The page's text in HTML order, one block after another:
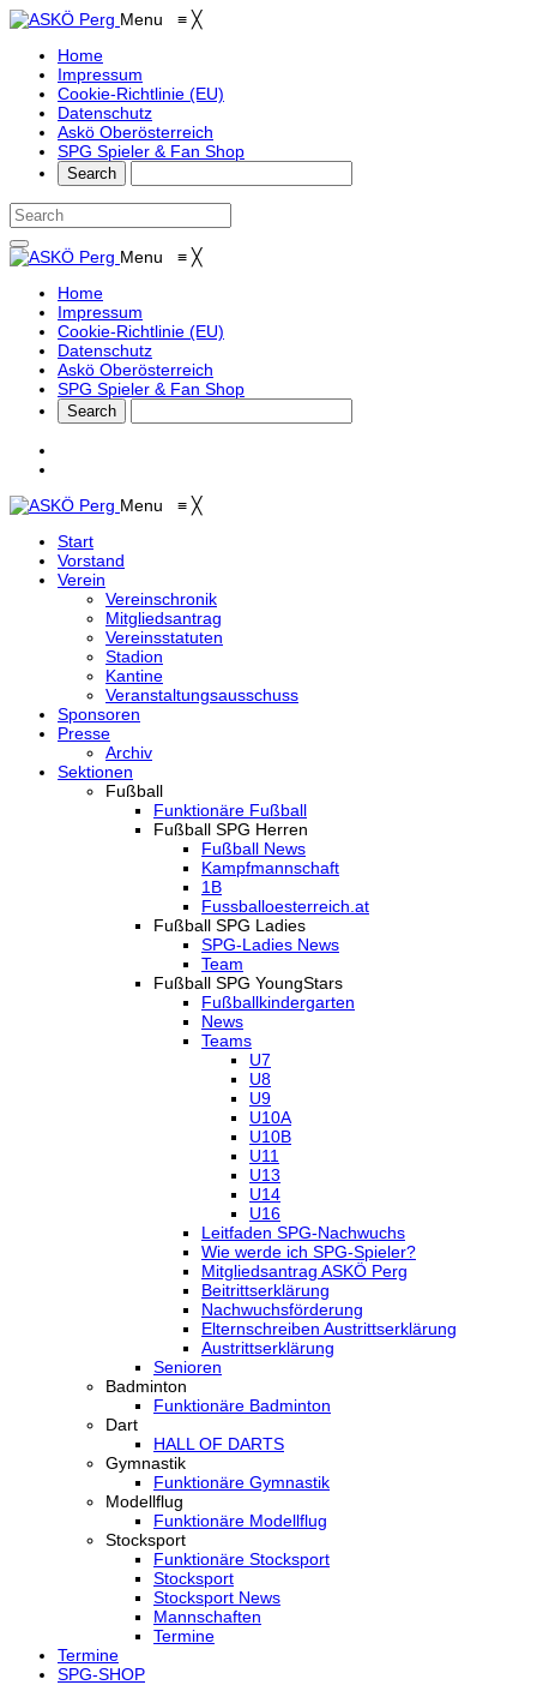
Menu ≡ ╳
Home
Impressum
Cookie-Richtlinie (EU)
Datenschutz
Askö Oberösterreich
SPG Spieler & Fan Shop
Menu ≡ ╳
Home
Impressum
Cookie-Richtlinie (EU)
Datenschutz
Askö Oberösterreich
SPG Spieler & Fan Shop
Menu ≡ ╳
Start
Vorstand
Verein
Vereinschronik
Mitgliedsantrag
Vereinsstatuten
Stadion
Kantine
Veranstaltungsausschuss
Sponsoren
Presse
Archiv
Sektionen
Fußball
Funktionäre Fußball
Fußball SPG Herren
Fußball News
Kampfmannschaft
1B
Fussballoesterreich.at
Fußball SPG Ladies
SPG-Ladies News
Team
Fußball SPG YoungStars
Fußballkindergarten
News
Teams
U7
U8
U9
U10A
U10B
U11
U13
U14
U16
Leitfaden SPG-Nachwuchs
Wie werde ich SPG-Spieler?
Mitgliedsantrag ASKÖ Perg
Beitrittserklärung
Nachwuchsförderung
Elternschreiben Austrittserklärung
Austrittserklärung
Senioren
Badminton
Funktionäre Badminton
Dart
HALL OF DARTS
Gymnastik
Funktionäre Gymnastik
Modellflug
Funktionäre Modellflug
Stocksport
Funktionäre Stocksport
Stocksport
Stocksport News
Mannschaften
Termine
Termine
SPG-SHOP